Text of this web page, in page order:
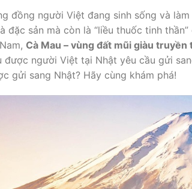
đồng người Việt đang sinh sống và
đặc sản mà còn là “liều thuốc tinh
Cà Mau – vùng đất mũi giàu
được người Việt tại Nhật yêu cầu gửi
gửi sang Nhật? Hãy cùng khám phá!